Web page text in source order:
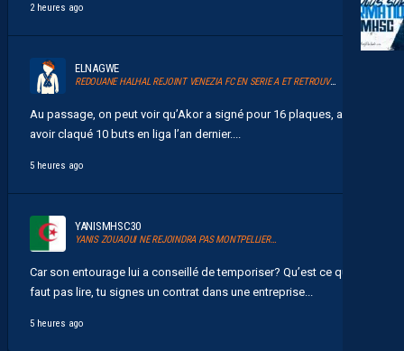
2 heures ago
ELNAGWE
REDOUANE HALHAL REJOINT VENEZIA FC EN SERIE A ET RETROUVERA AKOR ADAMS
Au passage, on peut voir qu’Akor a signé pour 16 plaques, après
avoir claqué 10 buts en liga l’an dernier....
5 heures ago
YANISMHSC30
YANIS ZOUAOUI NE REJOINDRA PAS MONTPELLIER…
Car son entourage lui a conseillé de temporiser? Qu’est ce qu’il
faut pas lire, tu signes un contrat dans une entreprise...
5 heures ago